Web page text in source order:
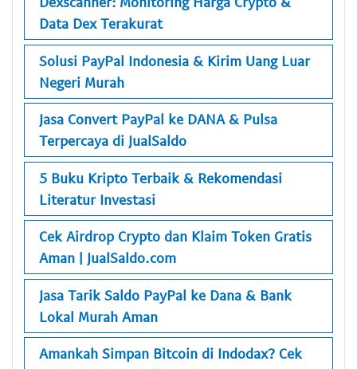
Data Dex Terakurat
Solusi PayPal Indonesia & Kirim Uang Luar
Negeri Murah
Jasa Convert PayPal ke DANA & Pulsa
Terpercaya di JualSaldo
5 Buku Kripto Terbaik & Rekomendasi
Literatur Investasi
Cek Airdrop Crypto dan Klaim Token Gratis
Aman | JualSaldo.com
Jasa Tarik Saldo PayPal ke Dana & Bank
Lokal Murah Aman
Amankah Simpan Bitcoin di Indodax? Cek